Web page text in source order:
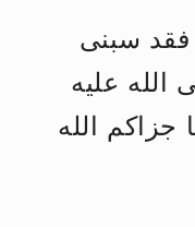
العربي >>
سبنى
عليه
الله